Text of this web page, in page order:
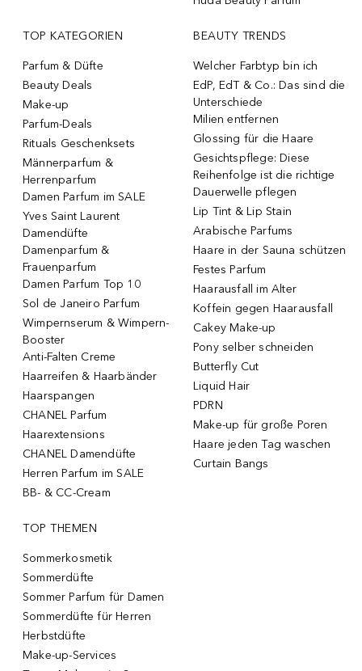
TOP KATEGORIEN
Parfum & Düfte
Beauty Deals
Make-up
Parfum-Deals
Rituals Geschenksets
Männerparfum &
Herrenparfum
Damen Parfum im SALE
Yves Saint Laurent
Damendüfte
Damenparfum &
Frauenparfum
Damen Parfum Top 10
Sol de Janeiro Parfum
Wimpernserum & Wimpern-
Booster
Anti-Falten Creme
Haarreifen & Haarbänder
Haarspangen
CHANEL Parfum
Haarextensions
CHANEL Damendüfte
Herren Parfum im SALE
BB- & CC-Cream
BEAUTY TRENDS
Welcher Farbtyp bin ich
EdP, EdT & Co.: Das sind die
Unterschiede
Milien entfernen
Glossing für die Haare
Gesichtspflege: Diese
Reihenfolge ist die richtige
Dauerwelle pflegen
Lip Tint & Lip Stain
Arabische Parfums
Haare in der Sauna schützen
Festes Parfum
Haarausfall im Alter
Koffein gegen Haarausfall
Cakey Make-up
Pony selber schneiden
Butterfly Cut
Liquid Hair
PDRN
Make-up für große Poren
Haare jeden Tag waschen
Curtain Bangs
TOP THEMEN
Sommerkosmetik
Sommerdüfte
Sommer Parfum für Damen
Sommerdüfte für Herren
Herbstdüfte
Make-up-Services